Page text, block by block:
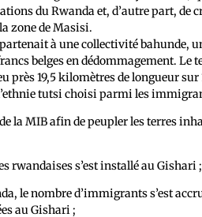
du Rwanda et, d’autre part, de
zone de Masisi.
à une collectivité bahunde,
belges en dédommagement. Le
près 19,5 kilomètres de longueur
tutsi choisi parmi les
la MIB afin de peupler les terres
rwandaises s’est installé au Gishari ;
le nombre d’immigrants s’est
au Gishari ;